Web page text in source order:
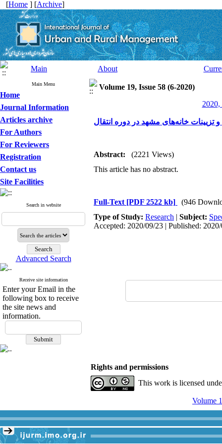
[Home ] [Archive]
Main About
Main Menu
Home
Journal Information
Articles archive
For Authors
For Reviewers
Registration
Contact us
Site Facilities
Search in website
Advanced Search
Receive site information
Enter your Email in the
following box to receive
the site news and
information.
Volume 19, Issue 58 (6-2020)
2020,
تزیینات خانه‌های مشهد در دوره انتقال
Abstract:
(2221 Views)
This article has no abstract.
Full-Text [PDF 2522 kb]
(946
Type of Study: Research | Subject:
Accepted: 2020/09/23 | Published:
Rights and permissions
This work is licensed
Volume